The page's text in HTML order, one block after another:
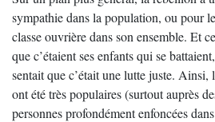
sympathie dans la population, ou pour
classe ouvrière dans son ensemble. Et
que c’étaient ses enfants qui se
sentait que c’était une lutte juste. Ainsi,
ont été très populaires (surtout auprès
personnes profondément enfoncées